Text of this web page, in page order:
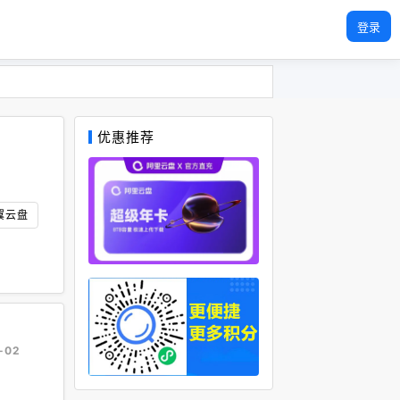
登录
云盘
02
优惠推荐